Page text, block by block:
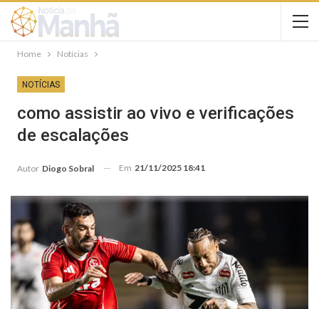
Home Notícias
NOTÍCIAS
como assistir ao vivo e verificações
de escalações
Autor Diogo Sobral Em 21/11/2025 18:41